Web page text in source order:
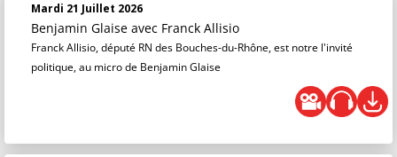
Mardi 21 Juillet 2026
Benjamin Glaise avec Franck Allisio
Franck Allisio, député RN des Bouches-du-Rhône, est notre l'invité
politique, au micro de Benjamin Glaise